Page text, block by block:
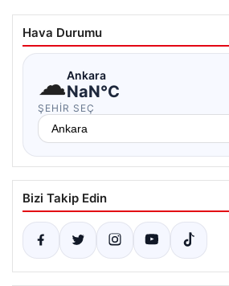
Hava Durumu
☁Ankara
NaN°C
ŞEHIR SEÇ
Bizi Takip Edin